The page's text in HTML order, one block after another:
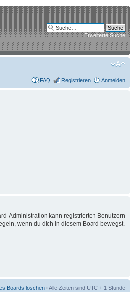
Erweiterte Suche
FAQ Registrieren Anmelden
Administration kann registrierten Benutzern
wenn du dich in diesem Board bewegst.
Boards löschen • Alle Zeiten sind UTC + 1 Stunde